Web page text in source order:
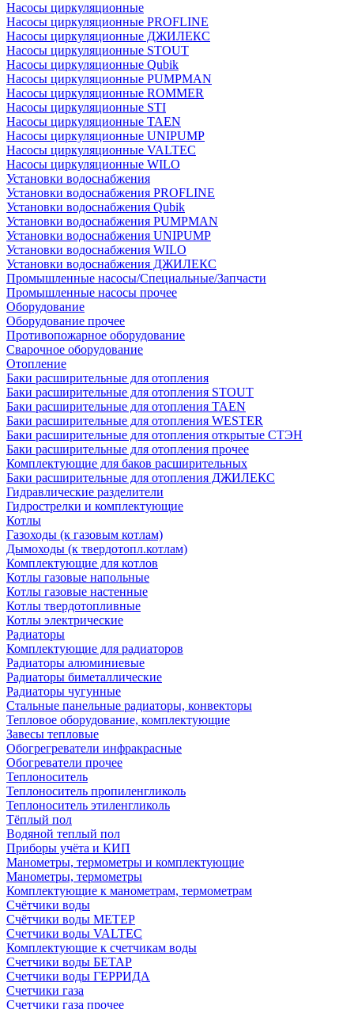
Насосы циркуляционные
Насосы циркуляционные PROFLINE
Насосы циркуляционные ДЖИЛЕКС
Насосы циркуляционные STOUT
Насосы циркуляционные Qubik
Насосы циркуляционные PUMPMAN
Насосы циркуляционные ROMMER
Насосы циркуляционные STI
Насосы циркуляционные TAEN
Насосы циркуляционные UNIPUMP
Насосы циркуляционные VALTEC
Насосы циркуляционные WILO
Установки водоснабжения
Установки водоснабжения PROFLINE
Установки водоснабжения Qubik
Установки водоснабжения PUMPMAN
Установки водоснабжения UNIPUMP
Установки водоснабжения WILO
Установки водоснабжения ДЖИЛЕКС
Промышленные насосы/Специальные/Запчасти
Промышленные насосы прочее
Оборудование
Оборудование прочее
Противопожарное оборудование
Сварочное оборудование
Отопление
Баки расширительные для отопления
Баки расширительные для отопления STOUT
Баки расширительные для отопления TAEN
Баки расширительные для отопления WESTER
Баки расширительные для отопления открытые СТЭН
Баки расширительные для отопления прочее
Комплектующие для баков расширительных
Баки расширительные для отопления ДЖИЛЕКС
Гидравлические разделители
Гидрострелки и комплектующие
Котлы
Газоходы (к газовым котлам)
Дымоходы (к твердотопл.котлам)
Комплектующие для котлов
Котлы газовые напольные
Котлы газовые настенные
Котлы твердотопливные
Котлы электрические
Радиаторы
Комплектующие для радиаторов
Радиаторы алюминиевые
Радиаторы биметаллические
Радиаторы чугунные
Стальные панельные радиаторы, конвекторы
Тепловое оборудование, комплектующие
Завесы тепловые
Обогрегреватели инфракрасные
Обогреватели прочее
Теплоноситель
Теплоноситель пропиленгликоль
Теплоноситель этиленгликоль
Тёплый пол
Водяной теплый пол
Приборы учёта и КИП
Манометры, термометры и комплектующие
Манометры, термометры
Комплектующие к манометрам, термометрам
Счётчики воды
Счётчики воды МЕТЕР
Счетчики воды VALTEC
Комплектующие к счетчикам воды
Счетчики воды БЕТАР
Счетчики воды ГЕРРИДА
Счетчики газа
Счетчики газа прочее